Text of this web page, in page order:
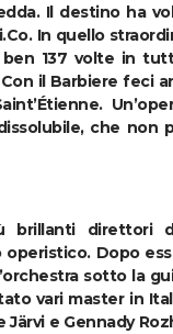
Il destino ha
In quello
137 volte in
il Barbiere feci
che non
direttori
Dopo
sotto la
vari master in
e Gennady